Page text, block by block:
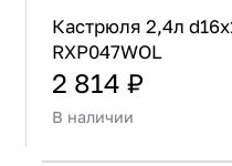
Кастрюля 2,4л
RXP047WOL
2 814 ₽
В наличии